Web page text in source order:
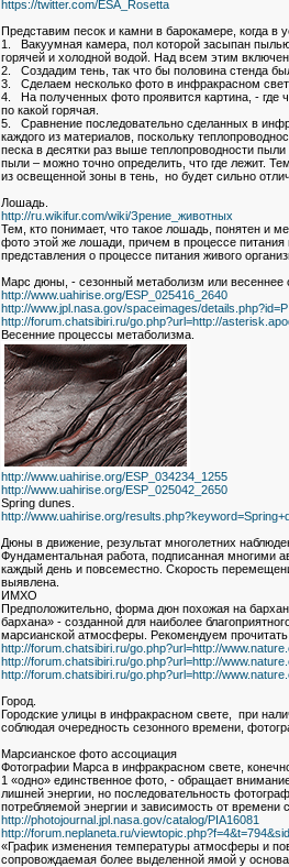
https://twitter.com/ESA_Rosetta
Представим песок и камни в барокамере, когда
1. Вакуумная камера, пол которой засыпан
горячей и холодной водой. Над всем этим
2. Создадим тень, так что бы половина стенда
3. Сделаем несколько фото в инфракрасном
4. На полученных фото проявится картина, - где
по какой горячая.
5. Сравнение последовательно сделанных в
каждого из материалов, поскольку
песка в десятки раз выше теплопроводности
пыли – можно точно определить, что где лежит.
из освещенной зоны в тень, но будет сильно
Лошадь.
http://ru.wikifur.com/wiki/Зрение_животных
Тем, кто понимает, что такое лошадь, понятен и
фото этой же лошади, причем в процессе
представления о процессе питания живого
Марс дюны, - сезонный метаболизм или весеннее
http://www.uahirise.org/ESP_025416_2640
http://www.jpl.nasa.gov/spaceimages/
http://forum.chatsibiri.ru/go.php?url=http://
Весенние процессы метаболизма.
http://www.uahirise.org/ESP_034234_1255
http://www.uahirise.org/ESP_025042_2650
Spring dunes.
http://www.uahirise.org/
Дюны в движение, результат многолетних
Фундаментальная работа, подписанная
каждый день и повсеместно. Скорость
выявлена.
ИМХО
Предположительно, форма дюн похожая на
бархана» - созданной для наиболее
марсианской атмосферы. Рекомендуем прочитать
http://forum.chatsibiri.ru/go.php?url=http://
http://forum.chatsibiri.ru/go.php?url=http://
http://forum.chatsibiri.ru/go.php?url=http://
Город.
Городские улицы в инфракрасном свете, при
соблюдая очередность сезонного времени,
Марсианское фото ассоциация
Фотографии Марса в инфракрасном свете,
1 «одно» единственное фото, - обращает
лишней энергии, но последовательность
потребляемой энергии и зависимость от времени
http://photojournal.jpl.nasa.gov/catalog/PIA16081
http://forum.neplaneta.ru/
«График изменения температуры атмосферы и
сопровождаемая более выделенной ямой у